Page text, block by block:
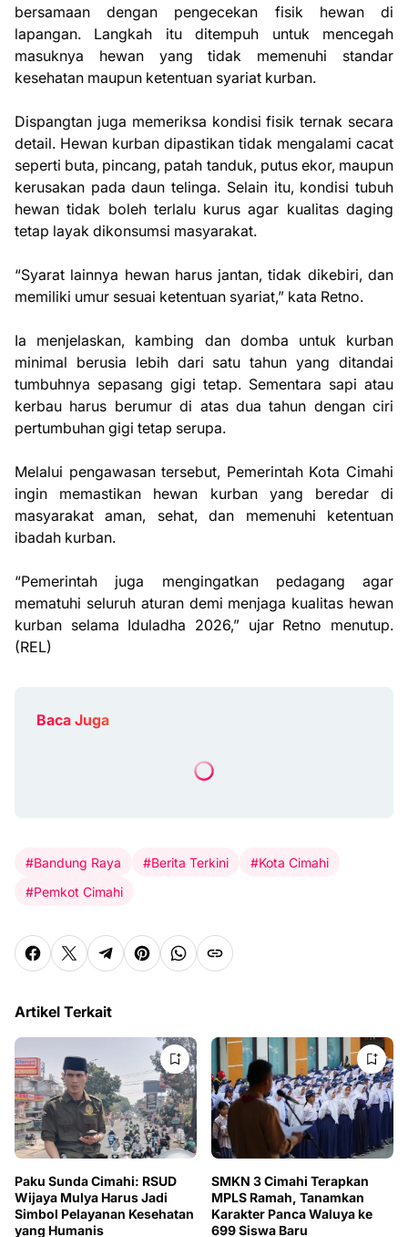
bersamaan dengan pengecekan fisik hewan di
lapangan. Langkah itu ditempuh untuk mencegah
masuknya hewan yang tidak memenuhi standar
kesehatan maupun ketentuan syariat kurban.
Dispangtan juga memeriksa kondisi fisik ternak secara
detail. Hewan kurban dipastikan tidak mengalami cacat
seperti buta, pincang, patah tanduk, putus ekor, maupun
kerusakan pada daun telinga. Selain itu, kondisi tubuh
hewan tidak boleh terlalu kurus agar kualitas daging
tetap layak dikonsumsi masyarakat.
“Syarat lainnya hewan harus jantan, tidak dikebiri, dan
memiliki umur sesuai ketentuan syariat,” kata Retno.
Ia menjelaskan, kambing dan domba untuk kurban
minimal berusia lebih dari satu tahun yang ditandai
tumbuhnya sepasang gigi tetap. Sementara sapi atau
kerbau harus berumur di atas dua tahun dengan ciri
pertumbuhan gigi tetap serupa.
Melalui pengawasan tersebut, Pemerintah Kota Cimahi
ingin memastikan hewan kurban yang beredar di
masyarakat aman, sehat, dan memenuhi ketentuan
ibadah kurban.
“Pemerintah juga mengingatkan pedagang agar
mematuhi seluruh aturan demi menjaga kualitas hewan
kurban selama Iduladha 2026,” ujar Retno menutup.
(REL)
Baca Juga
#Bandung Raya #Berita Terkini
#Kota Cimahi
#Pemkot Cimahi
Artikel Terkait
Paku Sunda Cimahi: RSUD
Wijaya Mulya Harus Jadi
Simbol Pelayanan Kesehatan
yang Humanis
SMKN 3 Cimahi Terapkan
MPLS Ramah, Tanamkan
Karakter Panca Waluya ke
699 Siswa Baru